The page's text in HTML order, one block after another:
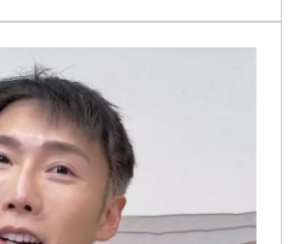
，怒斥改編經典恐「下地
點反擊，強調旨在震醒盲
片隨後在網路爆紅，點閱率